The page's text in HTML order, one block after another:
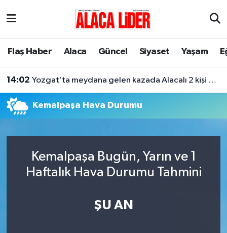
Flaş Haber Alaca Güncel Siyaset Yaşam
14:02 Yozgat’ta meydana gelen kazada Alacalı 2 kişi hayatını kaybetti
Kemalpaşa Hava Durumu
Kemalpaşa Bugün, Yarın ve 1
Haftalık Hava Durumu Tahmini
ŞU AN
Çorum Nöbetçi Eczaneler
Tüm Manşetler